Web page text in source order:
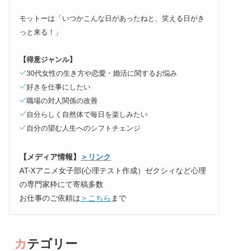
モットーは「いつかこんな日があったねと、笑える日がき
っと来る！」
【得意ジャンル】
30代女性の生き方や恋愛・婚活に関するお悩み
好きを仕事にしたい
職場の対人関係の改善
自分らしく自然体で毎日を楽しみたい
自分の望む人生へのシフトチェンジ
【メディア情報】
＞リンク
AT-Xアニメ女子部(心理テスト作成）ゼクシィなど心理
の専門家枠にて寄稿多数
お仕事のご依頼は ＞こちら まで
カテゴリー